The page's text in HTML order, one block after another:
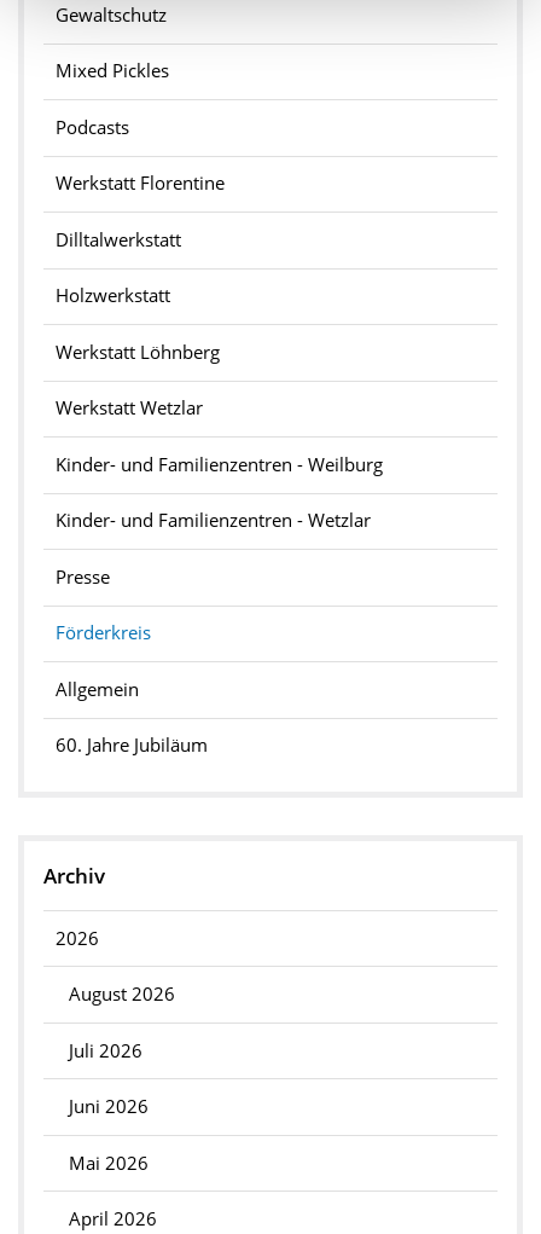
Gewaltschutz
Mixed Pickles
Podcasts
Werkstatt Florentine
Dilltalwerkstatt
Holzwerkstatt
Werkstatt Löhnberg
Werkstatt Wetzlar
Kinder- und Familienzentren - Weilburg
Kinder- und Familienzentren - Wetzlar
Presse
Förderkreis
Allgemein
60. Jahre Jubiläum
Archiv
2026
August 2026
Juli 2026
Juni 2026
Mai 2026
April 2026